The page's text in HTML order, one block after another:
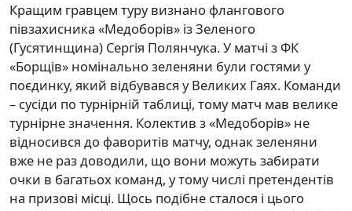
Кращим гравцем туру визнано флангового
півзахисника «Медоборів» із Зеленого
(Гусятинщина) Сергія Полянчука. У матчі з ФК
«Борщів» номінально зеленяни були гостями у
поєдинку, який відбувався у Великих Гаях. Команди
– сусіди по турнірній таблиці, тому матч мав велике
турнірне значення. Колектив з «Медоборів» не
відносився до фаворитів матчу, однак зеленяни
вже не раз доводили, що вони можуть забирати
очки в багатьох команд, у тому числі претендентів
на призові місці. Щось подібне сталося і цього